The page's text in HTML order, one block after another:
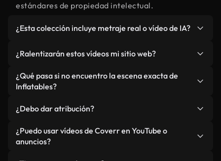
estándares de propiedad intelectual.
¿Esta colección incluye metraje real o vídeo de IA?
relacionado con Inflatables y vídeos generados
por IA. Todo está claramente etiquetado.
¿Ralentizarán estos vídeos mi sitio web?
No si selecciona nuestras versiones optimizadas
para web, diseñadas específicamente para uso de
métricas como LCP.
¿Qué pasa si no encuentro la escena exacta de
Inflatables?
Studio. Describe la escena, como "Inflatables al
atardecer", y la IA la generará en segundos
conforme a nuestros estándares.
¿Debo dar atribución?
No es necesario. Todos los vídeos en nuestra
biblioteca son royalty-free, aunque siempre se
¿Puedo usar vídeos de Coverr en YouTube o
anuncios?